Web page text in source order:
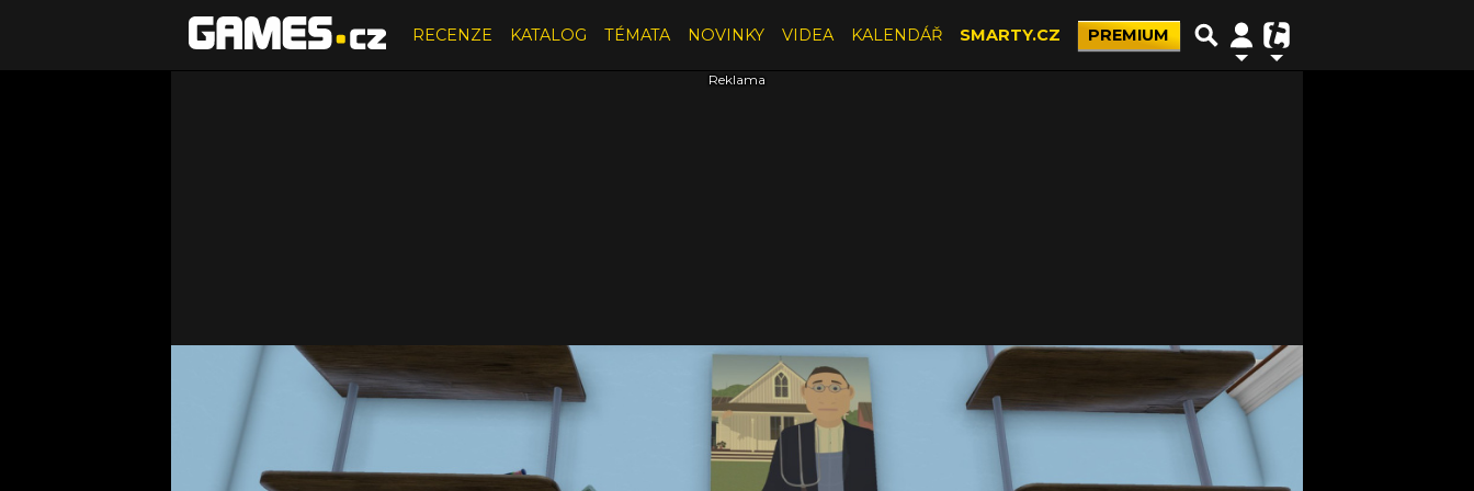
RECENZE KATALOG TÉMATA NOVINKY VIDEA KALENDÁŘ SMARTY.CZ PREMIUM